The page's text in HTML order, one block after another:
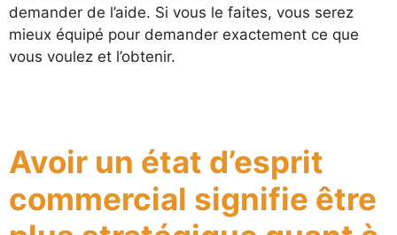
demander de l’aide. Si vous le faites, vous serez
mieux équipé pour demander exactement ce que
vous voulez et l’obtenir.
Avoir un état d’esprit
commercial signifie être